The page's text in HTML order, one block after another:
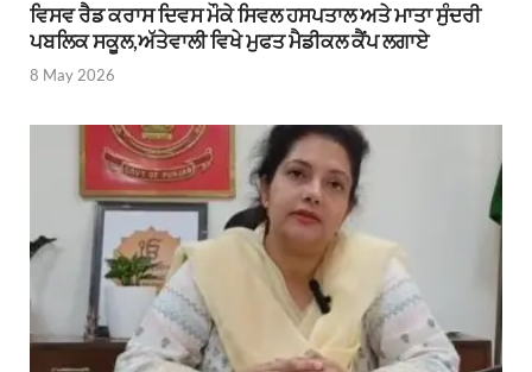
ਵਿਸਵ ਰੈਡ ਕਰਾਸ ਦਿਵਸ ਮੌਕੇ ਸਿਵਲ ਹਸਪਤਾਲ ਅਤੇ ਮਾਤਾ ਸੁੰਦਰੀ
ਪਬਲਿਕ ਸਕੂਲ,ਅੱਤੇਵਾਲੀ ਵਿਖੇ ਮੁਫਤ ਮੈਡੀਕਲ ਕੈਂਪ ਲਗਾਏ
8 May 2026